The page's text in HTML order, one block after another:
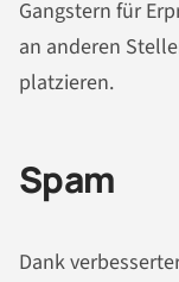
Gangstern für
an anderen
platzieren.
Spam
Dank